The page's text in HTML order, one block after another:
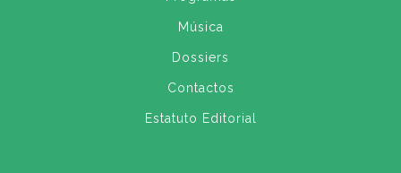
Música
Dossiers
Contactos
Estatuto Editorial